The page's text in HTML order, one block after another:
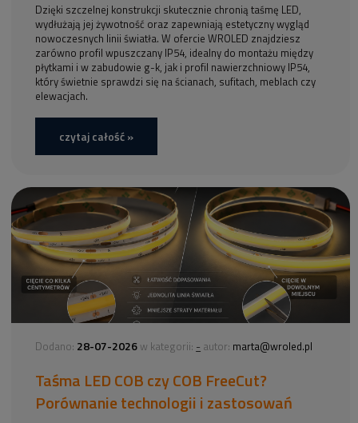
Dzięki szczelnej konstrukcji skutecznie chronią taśmę LED,
wydłużają jej żywotność oraz zapewniają estetyczny wygląd
nowoczesnych linii światła. W ofercie WROLED znajdziesz
zarówno profil wpuszczany IP54, idealny do montażu między
płytkami i w zabudowie g-k, jak i profil nawierzchniowy IP54,
który świetnie sprawdzi się na ścianach, sufitach, meblach czy
elewacjach.
czytaj całość »
Dodano: 28-07-2026 w kategorii: - autor: marta@wroled.pl
Taśma LED COB czy COB FreeCut?
Porównanie technologii i zastosowań